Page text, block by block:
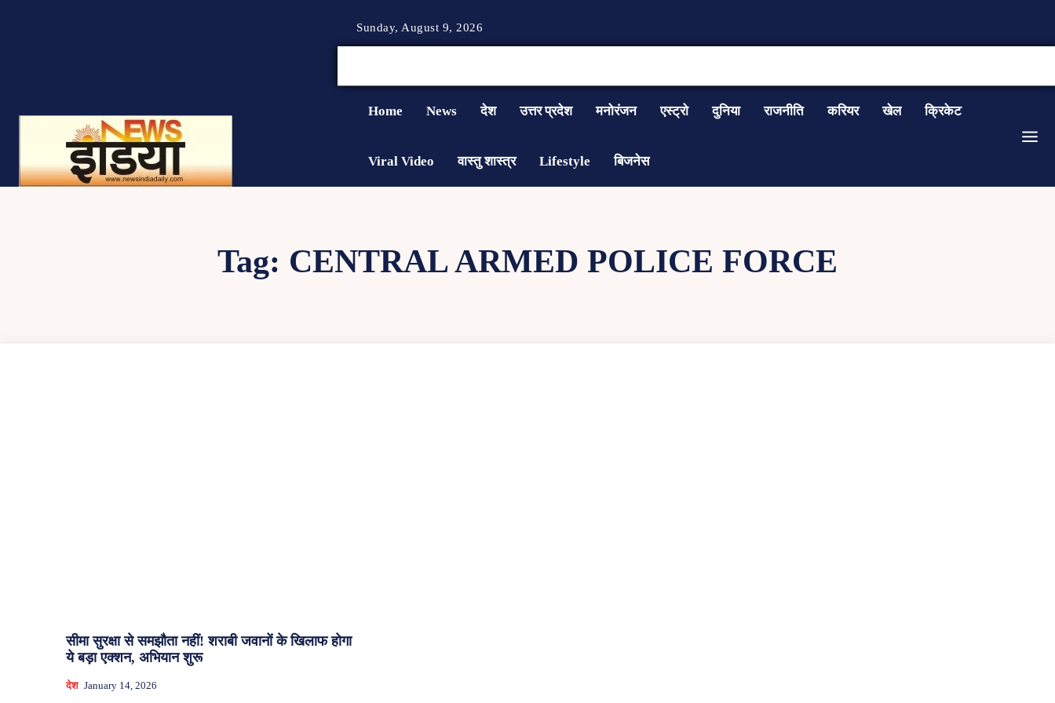
Sunday, August 9, 2026
Home News देश उत्तर प्रदेश मनोरंजन एस्ट्रो दुनिया राजनीति करियर खेल क्रिकेट
Viral Video वास्तु शास्त्र Lifestyle बिजनेस
Tag: CENTRAL ARMED POLICE FORCE
सीमा सुरक्षा से समझौता नहीं! शराबी जवानों के खिलाफ होगा
ये बड़ा एक्शन, अभियान शुरू
देश January 14, 2026